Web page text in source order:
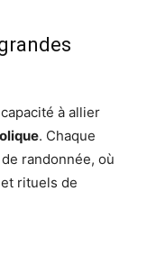
capacité à allier
. Chaque
randonnée, où
rituels de